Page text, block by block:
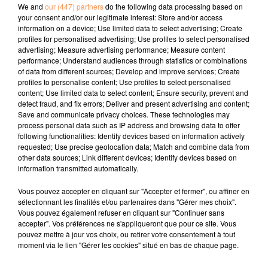
PODCAST DE PSL: EMISSION DU LUNDI 26 NOVEMBRE
2018
TITRES DIFFUSÉS
6h54
6h54
MANON LISA
6h50
6h50
FAT LARRY'S BAND KEEN'V
We and our (447) partnersdo the following data processing based on
your consent and/or our legitimate interest: Store and/or access
information on a device; Use limited data to select advertising; Create
profiles for personalised advertising; Use profiles to select personalised
advertising; Measure advertising performance; Measure content
performance; Understand audiences through statistics or combinations
of data from different sources; Develop and improve services; Create
profiles to personalise content; Use profiles to select personalised
content; Use limited data to select content; Ensure security, prevent and
detect fraud, and fix errors; Deliver and present advertising and content;
Save and communicate privacy choices. These technologies may
process personal data such as IP address and browsing data to offer
following functionalities: Identify devices based on information actively
requested; Use precise geolocation data; Match and combine data from
other data sources; Link different devices; Identify devices based on
information transmitted automatically.
Vous pouvez accepter en cliquant sur "Accepter et fermer", ou affiner en
sélectionnant les finalités et/ou partenaires dans "Gérer mes choix".
Vous pouvez également refuser en cliquant sur "Continuer sans
accepter". Vos préférences ne s'appliqueront que pour ce site. Vous
pouvez mettre à jour vos choix, ou retirer votre consentement à tout
moment via le lien "Gérer les cookies" situé en bas de chaque page.